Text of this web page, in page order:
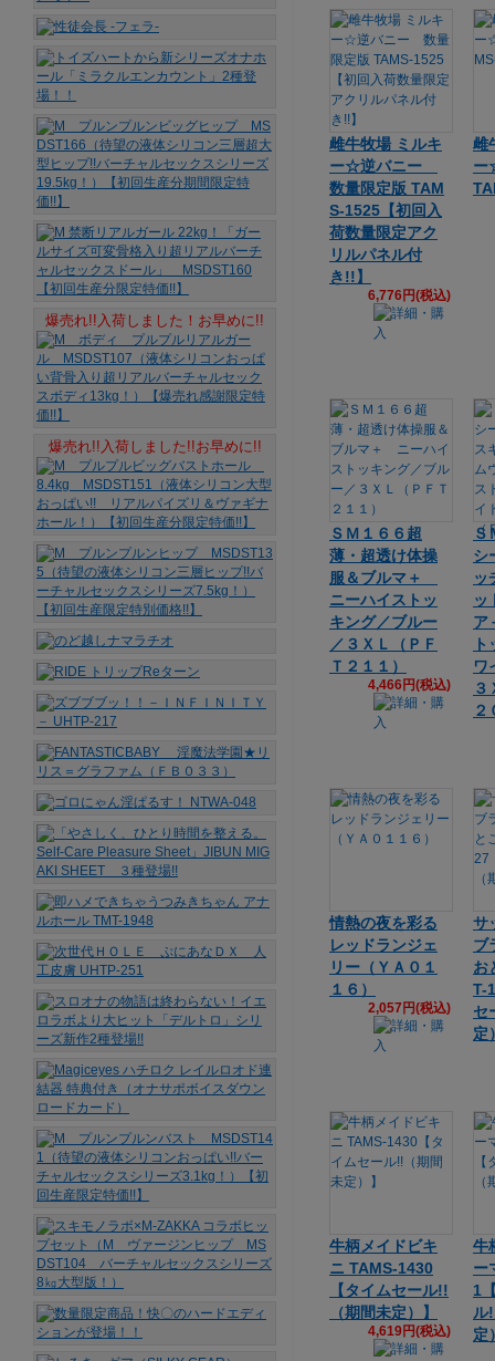
雌牛牧場 ミルキ
ー☆逆バニー
数量限定版 TAM
S-1525【初回入
荷数量限定アク
リルパネル付
き!!】
6,776円(税込)
雌
ＳＭ１６６超
薄・超透け体操
服＆ブルマ＋
ニーハイストッ
キング／ブルー
／３ＸＬ（ＰＦ
Ｔ２１１）
4,466円(税込)
Ｓ
シ
ッ
ッ
ア
ワ
３
２
情熱の夜を彩る
レッドランジェ
リー（ＹＡ０１
１６）
2,057円(税込)
サ
ブ
お
T-
セ
定
牛柄メイドビキ
ニ TAMS-1430
【タイムセール!!
（期間未定）】
4,619円(税込)
牛
ー
1
ル
定
爆売れ!!入荷しました！お早めに!!
爆売れ!!入荷しました!!お早めに!!